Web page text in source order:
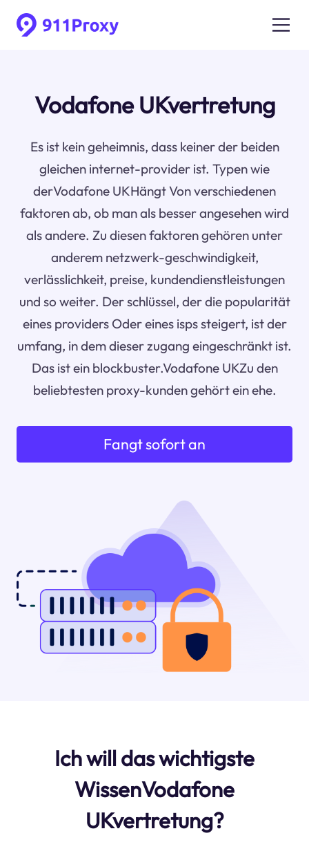
Vodafone UKvertretung
Es ist kein geheimnis, dass keiner der beiden
gleichen internet-provider ist. Typen wie
derVodafone UKHängt Von verschiedenen
faktoren ab, ob man als besser angesehen wird
als andere. Zu diesen faktoren gehören unter
anderem netzwerk-geschwindigkeit,
verlässlichkeit, preise, kundendienstleistungen
und so weiter. Der schlüssel, der die popularität
eines providers Oder eines isps steigert, ist der
umfang, in dem dieser zugang eingeschränkt ist.
Das ist ein blockbuster.Vodafone UKZu den
beliebtesten proxy-kunden gehört ein ehe.
Fangt sofort an
Ich will das wichtigste
WissenVodafone
UKvertretung?